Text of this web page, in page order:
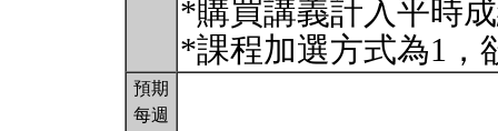
*購買講義計入平時
*課程加選方式為1，
預期
每週